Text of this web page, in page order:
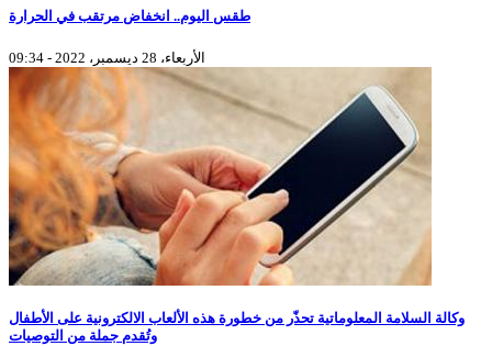
طقس اليوم.. انخفاض مرتقب في الحرارة
الأربعاء، 28 ديسمبر، 2022 - 09:34
وكالة السلامة المعلوماتية تحذّر من خطورة هذه الألعاب الالكترونية على الأطفال
وتُقدم جملة من التوصيات